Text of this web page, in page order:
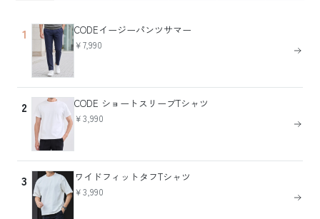
1 CODEイージーパンツサマー
￥7,990
2 CODE ショートスリーブTシャツ
￥3,990
3 ワイドフィットタフTシャツ
￥3,990